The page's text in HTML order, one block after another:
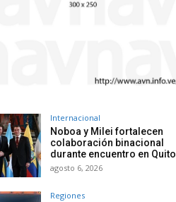
Internacional
Noboa y Milei fortalecen
colaboración binacional
durante encuentro en Quito
agosto 6, 2026
Regiones